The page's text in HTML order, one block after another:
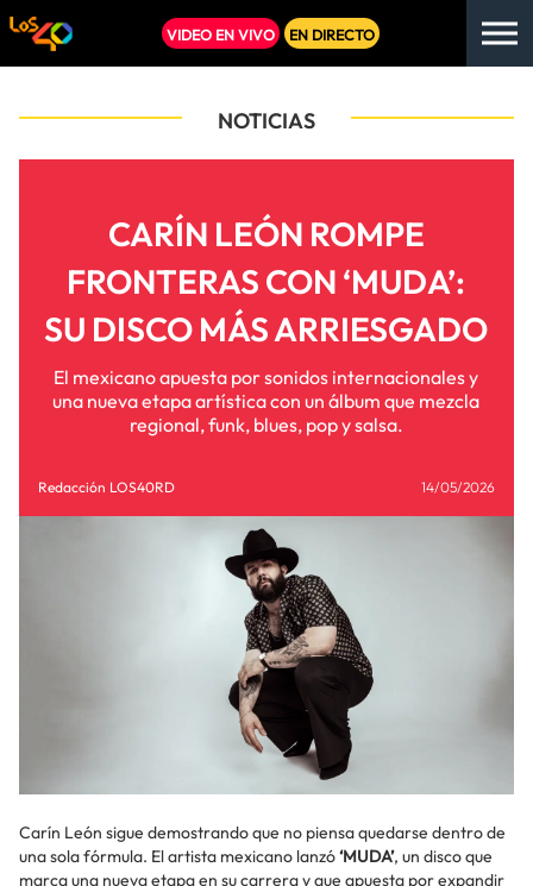
VIDEO EN VIVO EN DIRECTO
NOTICIAS
CARÍN LEÓN ROMPE
FRONTERAS CON ‘MUDA’:
SU DISCO MÁS ARRIESGADO
El mexicano apuesta por sonidos internacionales y
una nueva etapa artística con un álbum que mezcla
regional, funk, blues, pop y salsa.
Redacción LOS40RD 14/05/2026
Carín León sigue demostrando que no piensa quedarse dentro de
una sola fórmula. El artista mexicano lanzó‘MUDA’, un disco que
marca una nueva etapa en su carrera y que apuesta por expandir